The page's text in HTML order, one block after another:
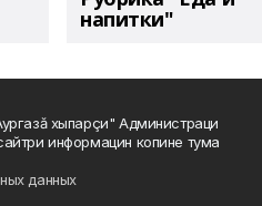
напитки"
хыпарçи" Администраци
информацин копине тума
данных